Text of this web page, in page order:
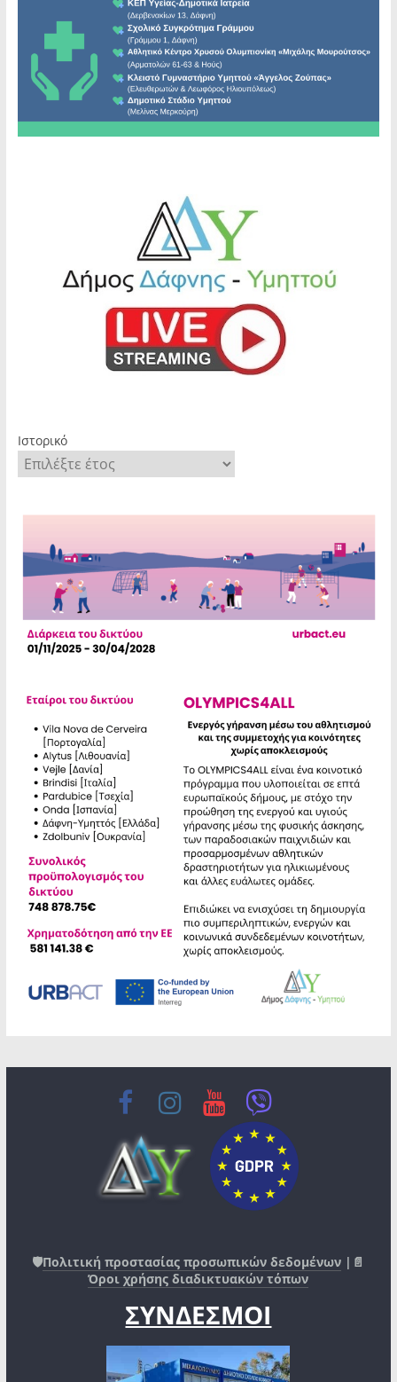
Ιστορικό
🛡️Πολιτική προστασίας προσωπικών δεδομένων |📄
Όροι χρήσης διαδικτυακών τόπων
ΣΥΝΔΕΣΜΟΙ